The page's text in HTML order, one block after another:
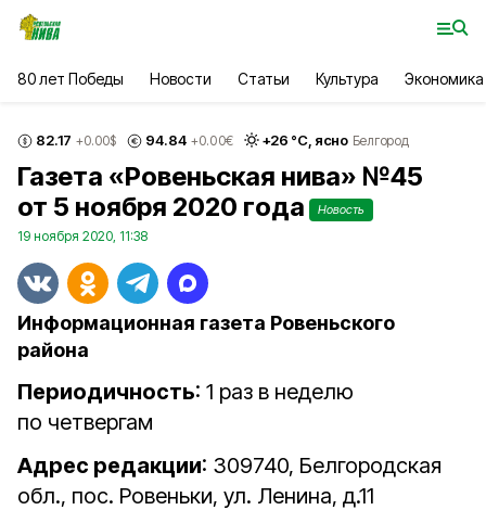
80 лет Победы Новости Статьи Культура Экономика
82.17 +0.00$ 94.84 +0.00€ +26 °С, ясно Белгород
Газета «Ровеньская нива» №45
от 5 ноября 2020 года
Новость
19 ноября 2020, 11:38
Информационная газета Ровеньского
района
Периодичность: 1 раз в неделю
по четвергам
Адрес редакции: 309740, Белгородская
обл., пос. Ровеньки, ул. Ленина, д.11